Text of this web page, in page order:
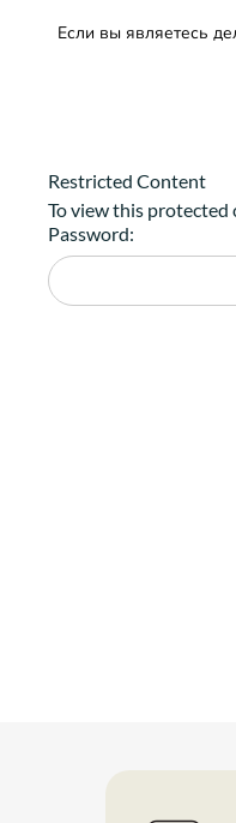
Если вы являетесь
Restricted Content
To view this
Password: